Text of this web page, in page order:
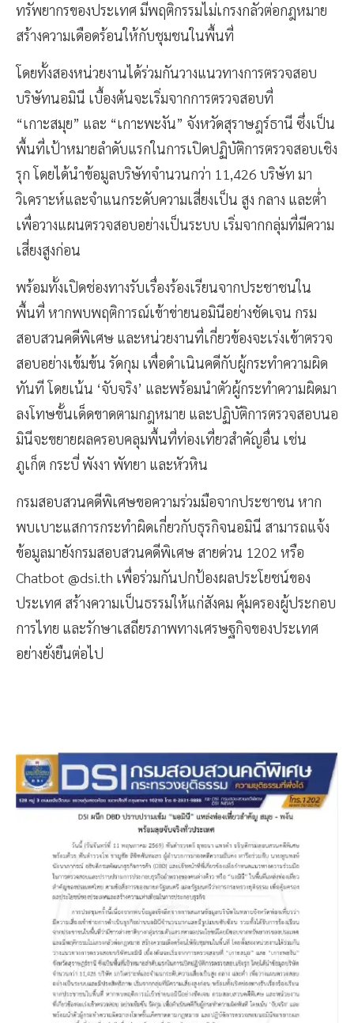
ทรัพยากรของประเทศ มีพฤติกรรมไม่เกรงกลัวต่อกฎหมาย
สร้างความเดือดร้อนให้กับชุมชนในพื้นที่
โดยทั้งสองหน่วยงานได้ร่วมกันวางแนวทางการตรวจสอบ
บริษัทนอมินี เบื้องต้นจะเริ่มจากการตรวจสอบที่
“เกาะสมุย” และ “เกาะพะงัน” จังหวัดสุราษฎร์ธานี ซึ่งเป็น
พื้นที่เป้าหมายลำดับแรกในการเปิดปฏิบัติการตรวจสอบเชิง
รุก โดยได้นำข้อมูลบริษัทจำนวนกว่า 11,426 บริษัท มา
วิเคราะห์และจำแนกระดับความเสี่ยงเป็น สูง กลาง และต่ำ
เพื่อวางแผนตรวจสอบอย่างเป็นระบบ เริ่มจากกลุ่มที่มีความ
เสี่ยงสูงก่อน
พร้อมทั้งเปิดช่องทางรับเรื่องร้องเรียนจากประชาชนใน
พื้นที่ หากพบพฤติการณ์เข้าข่ายนอมินีอย่างชัดเจน กรม
สอบสวนคดีพิเศษ และหน่วยงานที่เกี่ยวข้องจะเร่งเข้าตรวจ
สอบอย่างเข้มข้น รัดกุม เพื่อดำเนินคดีกับผู้กระทำความผิด
ทันที โดยเน้น ‘จับจริง’ และพร้อมนำตัวผู้กระทำความผิดมา
ลงโทษขั้นเด็ดขาดตามกฎหมาย และปฏิบัติการตรวจสอบนอ
มินีจะขยายผลครอบคลุมพื้นที่ท่องเที่ยวสำคัญอื่น เช่น
ภูเก็ต กระบี่ พังงา พัทยา และหัวหิน
กรมสอบสวนคดีพิเศษขอความร่วมมือจากประชาชน หาก
พบเบาะแสการกระทำผิดเกี่ยวกับธุรกิจนอมินี สามารถแจ้ง
ข้อมูลมายังกรมสอบสวนคดีพิเศษ สายด่วน 1202 หรือ
Chatbot @dsi.th เพื่อร่วมกันปกป้องผลประโยชน์ของ
ประเทศ สร้างความเป็นธรรมให้แก่สังคม คุ้มครองผู้ประกอบ
การไทย และรักษาเสถียรภาพทางเศรษฐกิจของประเทศ
อย่างยั่งยืนต่อไป